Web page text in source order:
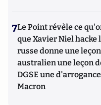
7Le Point révèle ce
que Xavier Niel hacke
russe donne une
australien une leçon
DGSE une
Macron